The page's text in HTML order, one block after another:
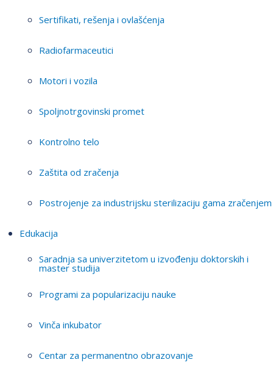
Sertifikati, rešenja i ovlašćenja
Radiofarmaceutici
Motori i vozila
Spoljnotrgovinski promet
Kontrolno telo
Zaštita od zračenja
Postrojenje za industrijsku sterilizaciju gama zračenjem
Edukacija
Saradnja sa univerzitetom u izvođenju doktorskih i
master studija
Programi za popularizaciju nauke
Vinča inkubator
Centar za permanentno obrazovanje